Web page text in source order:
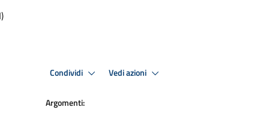
Condividi Vedi azioni
Argomenti: